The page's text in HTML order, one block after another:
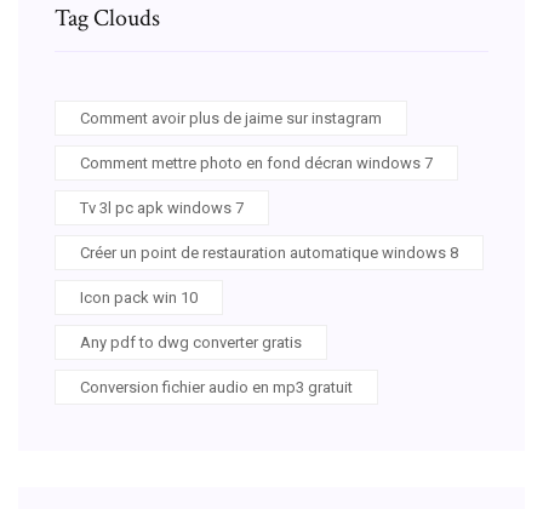
Tag Clouds
Comment avoir plus de jaime sur instagram
Comment mettre photo en fond décran windows 7
Tv 3l pc apk windows 7
Créer un point de restauration automatique windows 8
Icon pack win 10
Any pdf to dwg converter gratis
Conversion fichier audio en mp3 gratuit